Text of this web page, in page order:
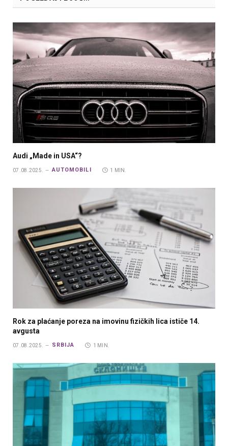
Audi „Made in USA“?
07.08.2025. AUTOMOBILI 1 MIN.
Rok za plaćanje poreza na imovinu fizičkih lica ističe 14.
avgusta
07.08.2025. SRBIJA 1 MIN.